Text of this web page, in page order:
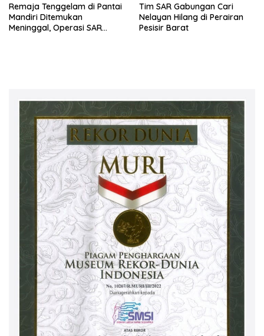
Remaja Tenggelam di Pantai
Mandiri Ditemukan
Meninggal, Operasi SAR
Tim SAR Gabungan Cari
Nelayan Hilang di Perairan
Pesisir Barat